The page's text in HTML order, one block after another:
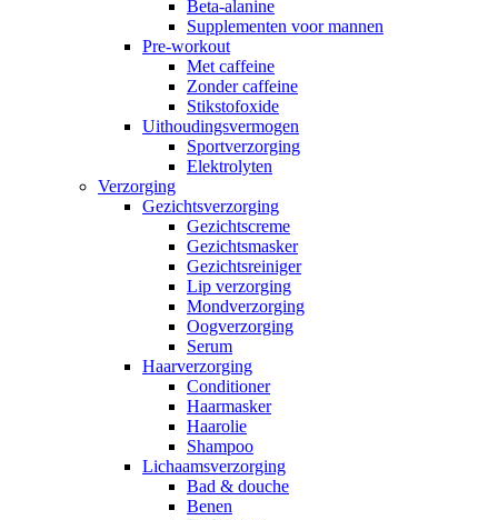
Beta-alanine
Supplementen voor mannen
Pre-workout
Met caffeine
Zonder caffeine
Stikstofoxide
Uithoudingsvermogen
Sportverzorging
Elektrolyten
Verzorging
Gezichtsverzorging
Gezichtscreme
Gezichtsmasker
Gezichtsreiniger
Lip verzorging
Mondverzorging
Oogverzorging
Serum
Haarverzorging
Conditioner
Haarmasker
Haarolie
Shampoo
Lichaamsverzorging
Bad & douche
Benen